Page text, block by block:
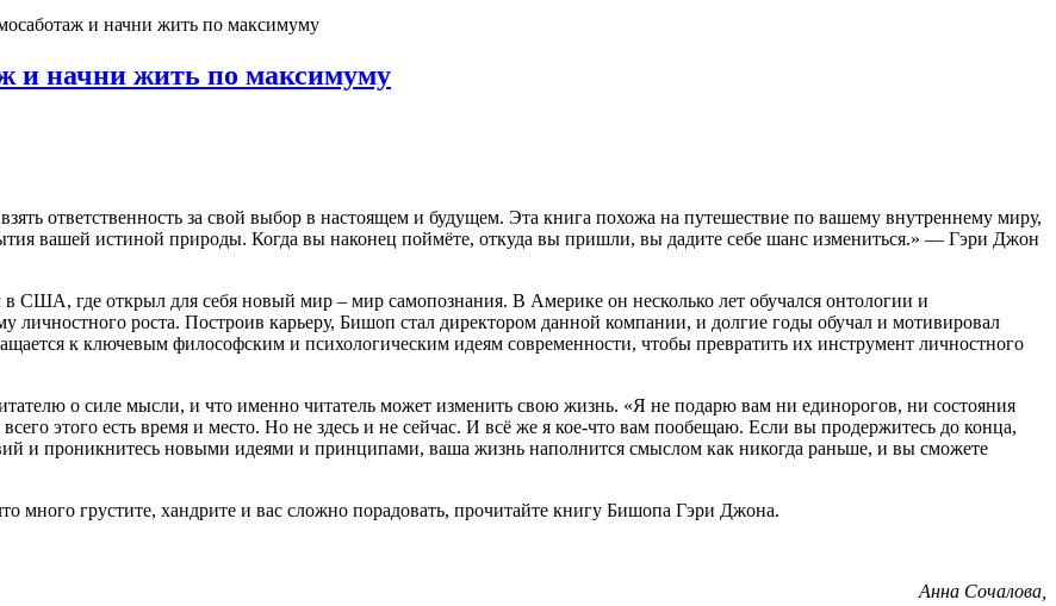
и начни жить по максимуму
и начни жить по максимуму
ответственность за свой выбор в настоящем и будущем. Эта книга похожа на путешествие по вашему внутреннему миру,
вашей истиной природы. Когда вы наконец поймёте, откуда вы пришли, вы дадите себе шанс измениться.» — Гэри Джон
США, где открыл для себя новый мир – мир самопознания. В Америке он несколько лет обучался онтологии и
личностного роста. Построив карьеру, Бишоп стал директором данной компании, и долгие годы обучал и мотивировал
к ключевым философским и психологическим идеям современности, чтобы превратить их инструмент личностного
о силе мысли, и что именно читатель может изменить свою жизнь. «Я не подарю вам ни единорогов, ни состояния
этого есть время и место. Но не здесь и не сейчас. И всё же я кое-что вам пообещаю. Если вы продержитесь до конца,
и проникнитесь новыми идеями и принципами, ваша жизнь наполнится смыслом как никогда раньше, и вы сможете
много грустите, хандрите и вас сложно порадовать, прочитайте книгу Бишопа Гэри Джона.
Анна Сочалова,